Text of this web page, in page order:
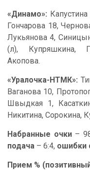
«Динамо»:
Гончарова 18,
Лукьянова 4,
(л), Купряшкина,
Акопова.
«Уралочка-НТМК»:
Ваганова 10,
Швыдкая 1,
Никитина, Сорокина,
Набранные очки–
подача – 6:4, ошибки
Прием %